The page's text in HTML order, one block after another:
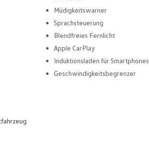
Müdigkeitswarner
Sprachsteuerung
Blendfreies Fernlicht
Apple CarPlay
Induktionsladen für Smartphones
Geschwindigkeitsbegrenzer